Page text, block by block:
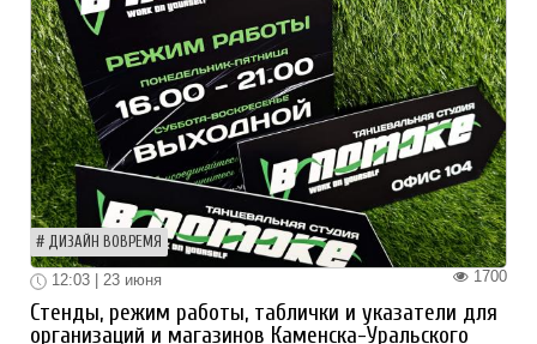
ДИЗАЙН ВОВРЕМЯ
1700
12:03 | 23 июня
Стенды, режим работы, таблички и указатели для
организаций и магазинов Каменска-Уральского